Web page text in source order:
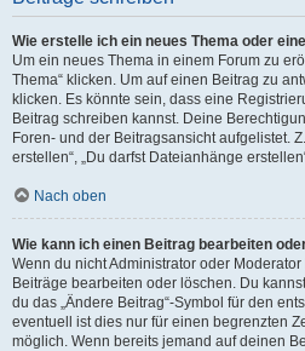
Wie erstelle ich ein neues Thema oder
Um ein neues Thema in einem Forum zu
Thema“ klicken. Um auf einen Beitrag zu
klicken. Es könnte sein, dass eine
Beitrag schreiben kannst. Deine
Foren- und der Beitragsansicht aufgelistet.
erstellen“, „Du darfst Dateianhänge
Nach oben
Wie kann ich einen Beitrag bearbeiten
Wenn du nicht Administrator oder
Beiträge bearbeiten oder löschen. Du
du das „Ändere Beitrag“-Symbol für den
eventuell ist dies nur für einen begrenzten
möglich. Wenn bereits jemand auf deinen